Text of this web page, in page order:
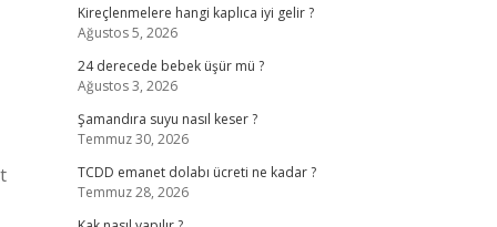
Kireçlenmelere hangi kaplıca iyi gelir ?
Ağustos 5, 2026
24 derecede bebek üşür mü ?
Ağustos 3, 2026
Şamandıra suyu nasıl keser ?
Temmuz 30, 2026
TCDD emanet dolabı ücreti ne kadar ?
Temmuz 28, 2026